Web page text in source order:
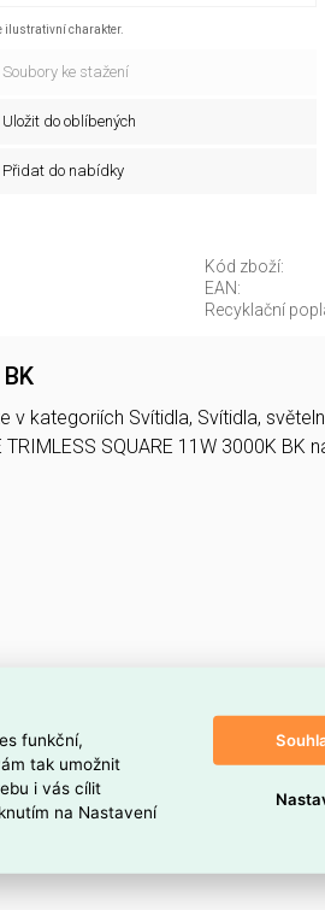
ilustrativní charakter.
Soubory ke stažení
Uložit do oblíbených
Přidat do nabídky
Kód zboží:
EAN:
Recyklační
v kategoriích Svítidla, Svítidla,
SQUARE 11W 3000K BK
funkční,
tak umožnit
i vás cílit
na Nastavení